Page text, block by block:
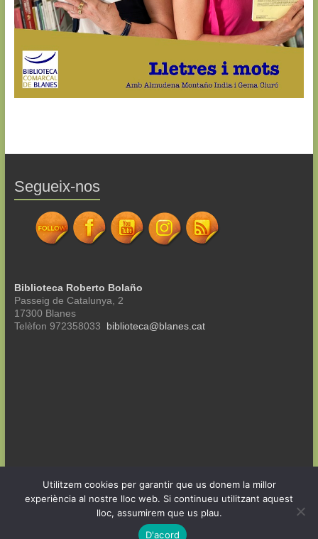
Segueix-nos
Biblioteca Roberto Bolaño
Passeig de Catalunya, 2
17300 Blanes
Telèfon 972358033 biblioteca@blanes.cat
Copyright © 2026Dijous de Lletres i Mots. All rights reserved. Theme
Spaciousby ThemeGrill. Powered by:WordPress.
Properes lectures Què hem llegit?
Pòdcast de Lletres i Mots
Utilitzem cookies per garantir que us donem la millor
experiència al nostre lloc web. Si continueu utilitzant aquest
lloc, assumirem que us plau.
D'acord